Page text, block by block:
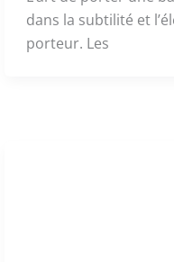
dans la subtilité et
porteur. Les